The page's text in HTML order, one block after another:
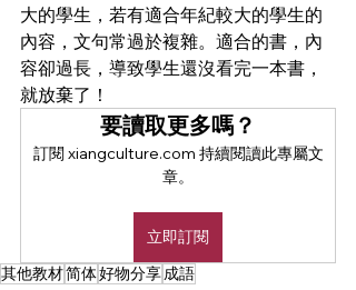
大的學生，若有適合年紀較大的學生的
內容，文句常過於複雜。適合的書，內
容卻過長，導致學生還沒看完一本書，
就放棄了！
要讀取更多嗎？
訂閱 xiangculture.com 持續閱讀此專屬文
章。
立即訂閱
其他教材简体好物分享成語